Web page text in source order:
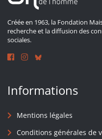
Créée en 1963, la Fondation
recherche et la diffusion des
sociales.
Informations
Mentions légales
Conditions générales de